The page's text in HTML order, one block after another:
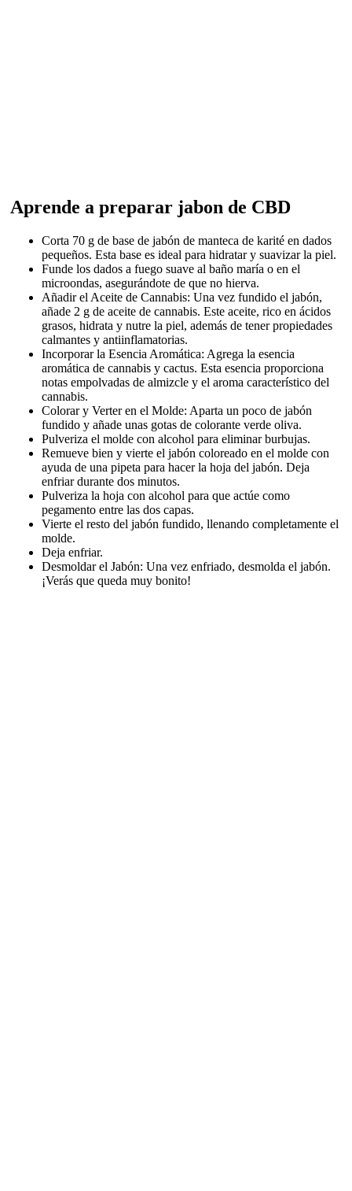
Aprende a preparar jabon de CBD
Corta 70 g de base de jabón de manteca de karité en dados
pequeños. Esta base es ideal para hidratar y suavizar la piel.
Funde los dados a fuego suave al baño maría o en el
microondas, asegurándote de que no hierva.
Añadir el Aceite de Cannabis: Una vez fundido el jabón,
añade 2 g de aceite de cannabis. Este aceite, rico en ácidos
grasos, hidrata y nutre la piel, además de tener propiedades
calmantes y antiinflamatorias.
Incorporar la Esencia Aromática: Agrega la esencia
aromática de cannabis y cactus. Esta esencia proporciona
notas empolvadas de almizcle y el aroma característico del
cannabis.
Colorar y Verter en el Molde: Aparta un poco de jabón
fundido y añade unas gotas de colorante verde oliva.
Pulveriza el molde con alcohol para eliminar burbujas.
Remueve bien y vierte el jabón coloreado en el molde con
ayuda de una pipeta para hacer la hoja del jabón. Deja
enfriar durante dos minutos.
Pulveriza la hoja con alcohol para que actúe como
pegamento entre las dos capas.
Vierte el resto del jabón fundido, llenando completamente el
molde.
Deja enfriar.
Desmoldar el Jabón: Una vez enfriado, desmolda el jabón.
¡Verás que queda muy bonito!